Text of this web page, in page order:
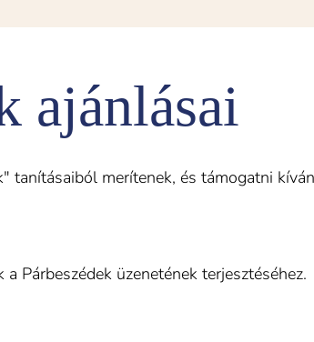
ajánlásai
merítenek, és támogatni
Párbeszédek üzenetének terjesztéséhez.